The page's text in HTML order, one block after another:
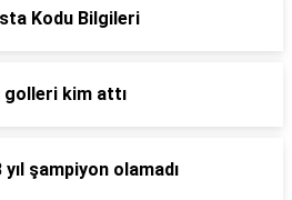
Kodu Bilgileri
golleri kim attı
şampiyon olamadı